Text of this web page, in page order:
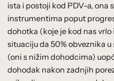
ista i postoji kod PDV-a, ona
instrumentima poput
dohotka (koje je kod nas vrlo
situaciju da 50% obveznika
(oni s nižim dohodcima)
dohodak nakon zadnjih